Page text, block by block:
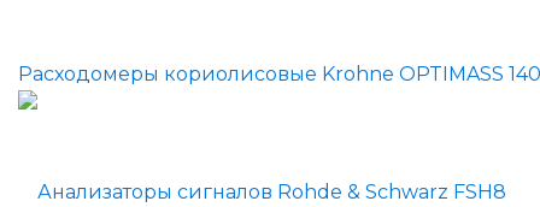
Расходомеры кориолисовые Krohne OPTIMASS